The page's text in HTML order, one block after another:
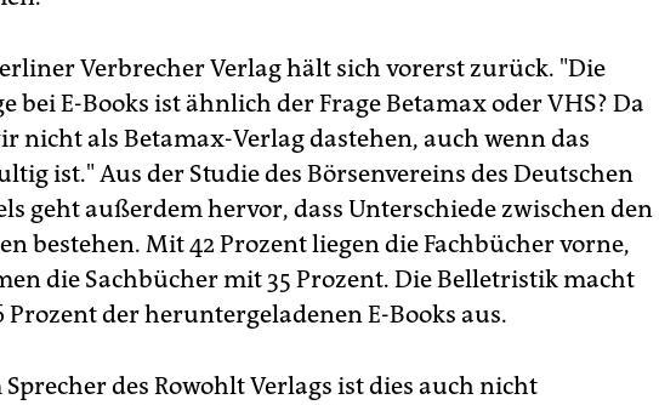
Verbrecher Verlag hält sich vorerst zurück. "Die
bei E-Books ist ähnlich der Frage Betamax oder VHS? Da
nicht als Betamax-Verlag dastehen, auch wenn das
ist." Aus der Studie des Börsenvereins des Deutschen
geht außerdem hervor, dass Unterschiede zwischen den
bestehen. Mit 42 Prozent liegen die Fachbücher vorne,
die Sachbücher mit 35 Prozent. Die Belletristik macht
Prozent der heruntergeladenen E-Books aus.
des Rowohlt Verlags ist dies auch nicht